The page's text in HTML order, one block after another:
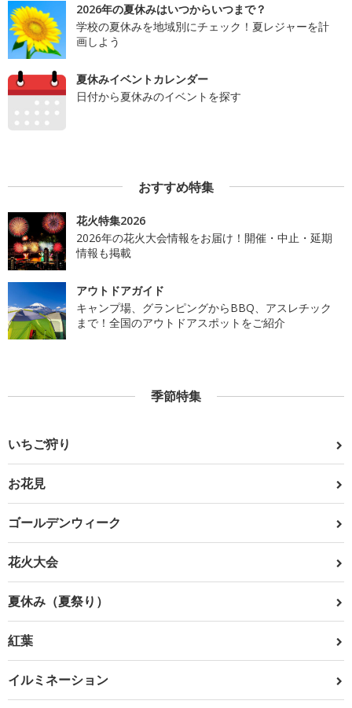
2026年の夏休みはいつからいつまで？
学校の夏休みを地域別にチェック！夏レジャーを計
画しよう
夏休みイベントカレンダー
日付から夏休みのイベントを探す
おすすめ特集
花火特集2026
2026年の花火大会情報をお届け！開催・中止・延期
情報も掲載
アウトドアガイド
キャンプ場、グランピングからBBQ、アスレチック
まで！全国のアウトドアスポットをご紹介
季節特集
いちご狩り
お花見
ゴールデンウィーク
花火大会
夏休み（夏祭り）
紅葉
イルミネーション